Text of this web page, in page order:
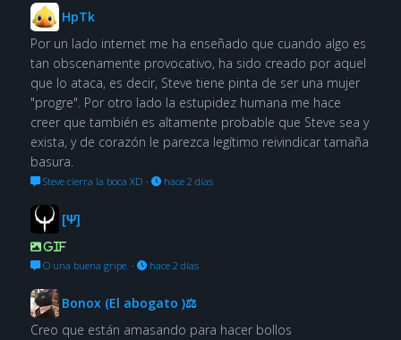
HpTk
Por un lado internet me ha enseñado que cuando algo es
tan obscenamente provocativo, ha sido creado por aquel
que lo ataca, es decir, Steve tiene pinta de ser una mujer
"progre". Por otro lado la estupidez humana me hace
creer que también es altamente probable que Steve sea y
exista, y de corazón le parezca legítimo reivindicar tamaña
basura.
Steve cierra la boca XD · hace 2 días
[Ψ]
GIF
O una buena gripe. · hace 2 días
Bonox (El abogato )⚖
Creo que están amasando para hacer bollos